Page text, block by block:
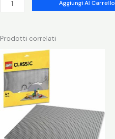
41716
friends
barca
vela
stephanie
quantità
Aggiungi Al Carrello
Prodotti correlati